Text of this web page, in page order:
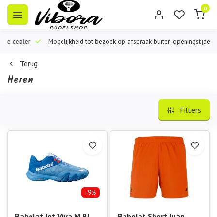
0
dealer Mogelijkheid tot bezoek op afspraak buiten openingstijden
Terug
Heren
Filters
-9%